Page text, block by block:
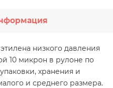
низкого давления
10 микрон в рулоне по
хранения и
и среднего размера.